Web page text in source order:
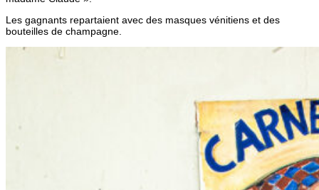
Les gagnants repartaient avec des masques vénitiens et des
bouteilles de champagne.